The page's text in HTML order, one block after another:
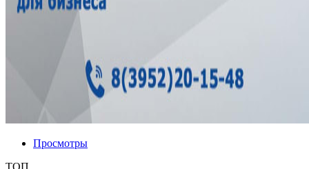
Просмотры